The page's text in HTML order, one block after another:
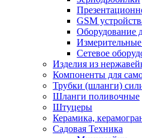
GSM
Оборудование
Сетевое
Изделия из
Компоненты для
Трубки (шланги)
Шланги поливочные
Штуцеры
Керамика,
Садовая Техника